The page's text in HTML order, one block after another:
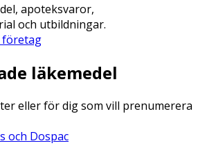
apoteksvaror,
och utbildningar.
företag
läkemedel
eller för dig som vill prenumerera
och Dospac